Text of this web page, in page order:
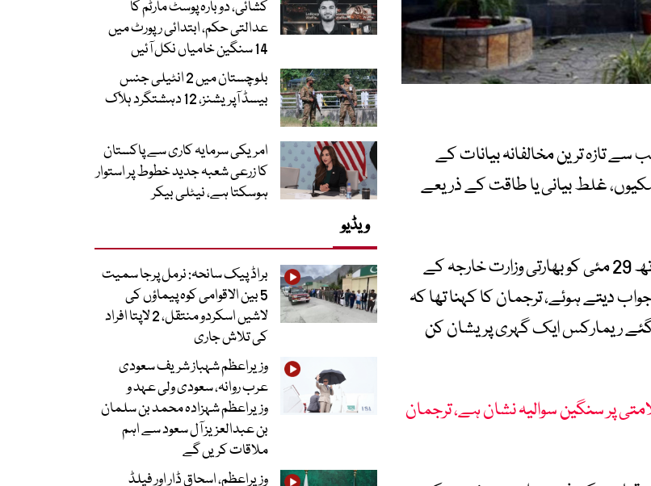
سے تازہ ترین مخالفانہ بیانات کے
غلط بیانی یا طاقت کے ذریعے
بھارتی رہنماؤں کے پاکستان مخالف بیانات کے ساتھ ساتھ 29 مئی کو بھارتی وزارت خارجہ کے
دیتے ہوئے، ترجمان کا کہنا تھا کہ
ریمارکس ایک گہری پریشان کن
پر سنگین سوالیہ نشان ہے، ترجمان
کشائی، دوبارہ پوسٹ مارٹم کا
عدالتی حکم، ابتدائی رپورٹ میں
14 سنگین خامیاں نکل آئیں
بلوچستان میں 2 انٹیلی جنس
بیسڈ آپریشنز، 12 دہشتگرد ہلاک
امریکی سرمایہ کاری سے پاکستان
کا زرعی شعبہ جدید خطوط پر استوار
ہوسکتا ہے، نیٹلی بیکر
ویڈیو
براڈ پیک سانحہ: نرمل پرجا سمیت
5 بین الاقوامی کوہ پیماؤں کی
لاشیں اسکردو منتقل، 2 لاپتا افراد
کی تلاش جاری
وزیراعظم شہباز شریف سعودی
عرب روانہ، سعودی ولی عہد و
وزیراعظم شہزادہ محمد بن سلمان
بن عبدالعزیز آل سعود سے اہم
ملاقات کریں گے
وزیراعظم، اسحاق ڈار اور فیلڈ